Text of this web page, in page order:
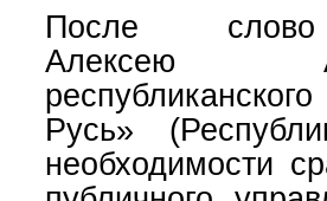
После
Алексею
Русь»
необходимости